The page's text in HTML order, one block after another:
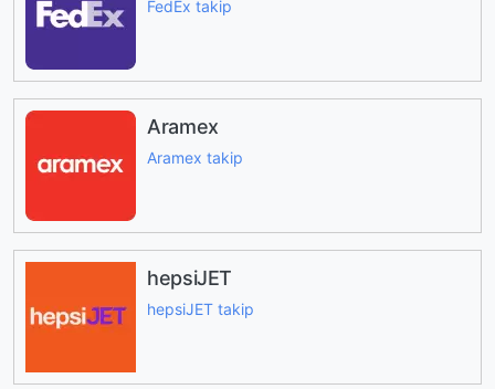
FedEx takip
Aramex
Aramex takip
hepsiJET
hepsiJET takip